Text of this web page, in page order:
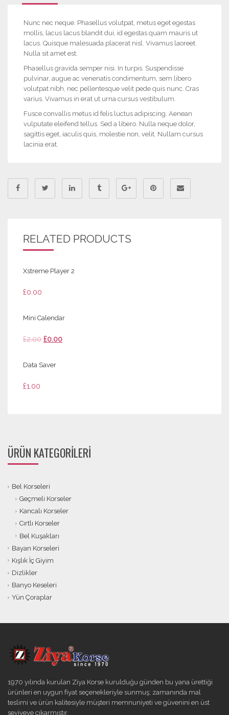
Nunc nec neque. Phasellus volutpat, metus eget egestas
mollis, lacus lacus blandit dui, id egestas quam mauris ut
lacus. Quisque malesuada placerat nisl. Vivamus laoreet.
Nulla sit amet est.
Phasellus gravida semper nisi. In turpis. Suspendisse
pulvinar, augue ac venenatis condimentum, sem libero
volutpat nibh, nec pellentesque velit pede quis nunc. Cras
varius. Vivamus in erat ut urna cursus vestibulum.
Fusce convallis metus id felis luctus adipiscing. Aenean
vulputate eleifend tellus. Sed a libero. Nulla neque dolor,
sagittis eget, iaculis quis, molestie non, velit. Nullam cursus
lacinia erat.
RELATED PRODUCTS
Xstreme Player 2
£0.00
Mini Calendar
£2.00 Orijinal
£0.00Şu
Data Saver
£1.00
ÜRÜN KATEGORILERI
Bel Korseleri
Geçmeli Korseler
Kancalı Korseler
Cırtlı Korseler
Bel Kuşakları
Bayan Korseleri
Kışlık İç Giyim
Dizlikler
Banyo Keseleri
Yün Çoraplar
1970 yılında kurulan Ziya Korse kurulduğu günden bu yana ürettiği
ürünleri en uygun fiyat seçenekleriyle sunmuş; zamanında mal
teslimi ve ürün kalitesiyle müşteri memnuniyeti ve güvenini en üst
seviyeye çıkarmıştır.